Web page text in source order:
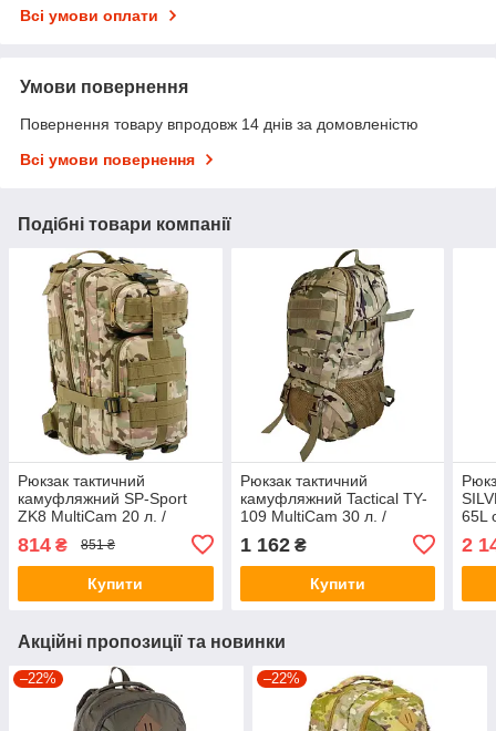
Всі умови оплати
Умови повернення
Повернення товару впродовж 14 днів за домовленістю
Всі умови повернення
Подібні товари компанії
Рюкзак тактичний
камуфляжний SP-Sport
ZK8 MultiCam 20 л. /
військовий мультикам
814 ₴ 851 ₴
Купити
Рюкзак тактичний
камуфляжний Tactical TY-
109 MultiCam 30 л. /
армійський військовий
мультикам
1 162₴
Купити
65L
2
Акційні пропозиції та новинки
–22% –22%